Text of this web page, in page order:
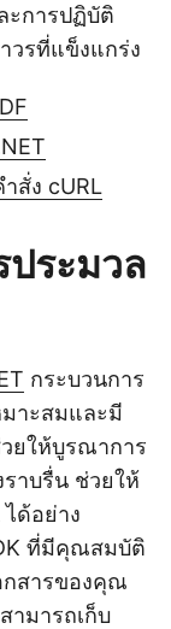
ะการปฏิบัติ
วรที่แข็งแกร่ง
สั่ง cURL
ประมวล
กระบวนการ
มาะสมและมี
ยให้บูรณาการ
าบรื่น ช่วยให้
ด้อย่าง
ที่มีคุณสมบัติ
กสารของคุณ
ามารถเก็บ